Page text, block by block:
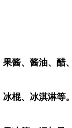
酱、酱油、醋
棍、冰淇淋等